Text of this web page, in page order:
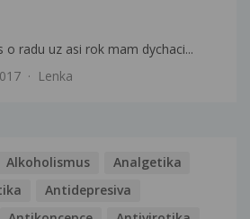
o radu uz asi rok mam dychaci...
Lenka
Alkoholismus
Analgetika
Antidepresiva